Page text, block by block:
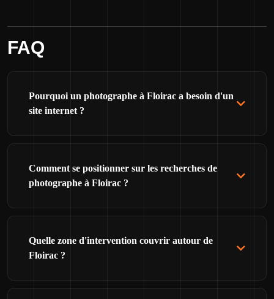
FAQ
Pourquoi un photographe à Floirac a besoin d'un
site internet ?
Comment se positionner sur les recherches de
photographe à Floirac ?
Quelle zone d'intervention couvrir autour de
Floirac ?